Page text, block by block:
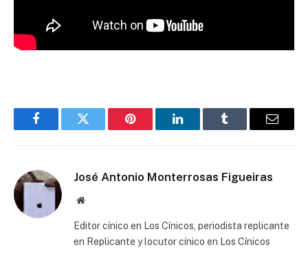
FacebookTwitter Pinterest LinkedInTumblr Email
José Antonio Monterrosas Figueiras
Website
Editor cínico en Los Cínicos, periodista replicante
en Replicante y locutor cínico en Los Cínicos